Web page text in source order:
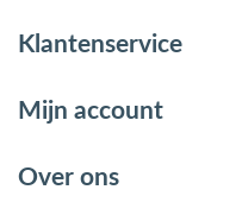
Klantenservice
Mijn account
Over ons